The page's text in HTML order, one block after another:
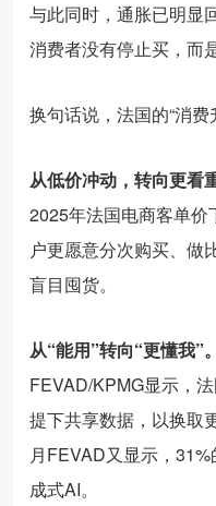
与此同时，通胀已明显
消费者没有停止买，而
换句话说，法国的“消费
从低价冲动，转向更看
2025年法国电商客单
户更愿意分次购买、做
盲目囤货。
从“能用”转向“更懂我”。
FEVAD/KPMG显示，
提下共享数据，以换取
月FEVAD又显示，
成式AI。